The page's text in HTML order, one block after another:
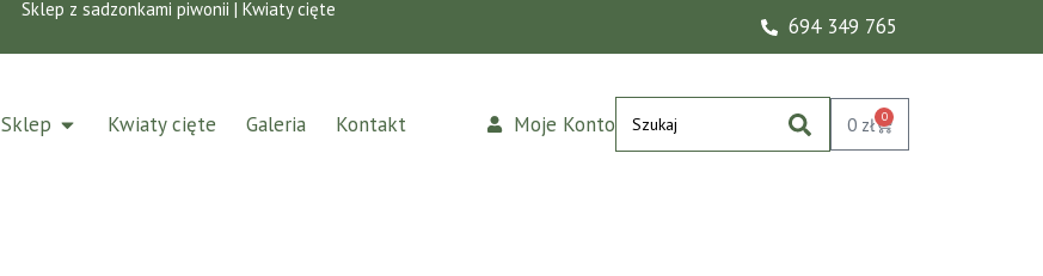
Sklep z sadzonkami piwonii | Kwiaty cięte
694 349 765
Sklep Kwiaty cięte Galeria Kontakt Moje Konto 0 zł 0